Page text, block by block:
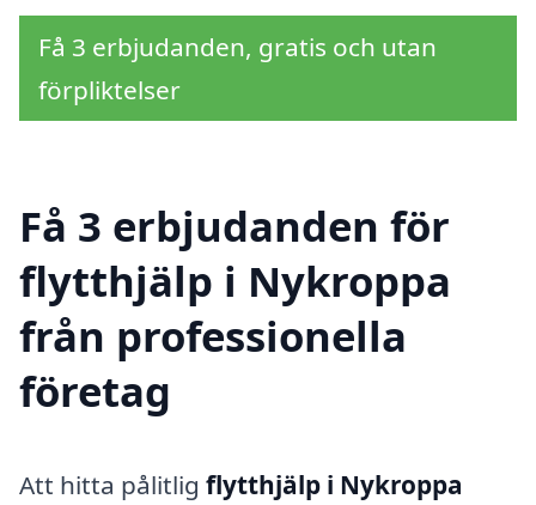
Få 3 erbjudanden, gratis och utan
förpliktelser
Få 3 erbjudanden för
flytthjälp i Nykroppa
från professionella
företag
Att hitta pålitlig flytthjälp i Nykroppa